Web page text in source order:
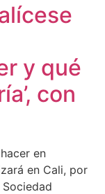
y qué
con
en
en Cali, por